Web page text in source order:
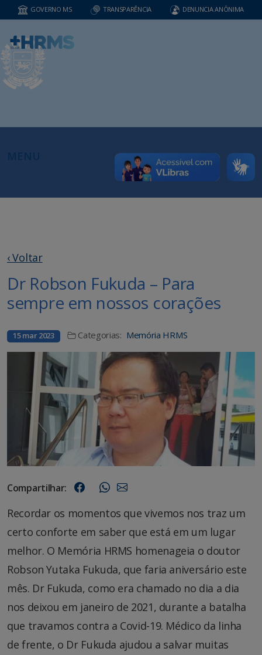
GOVERNO MS TRANSPARÊNCIA DENUNCIA ANÔNIMA
‹ Voltar
Dr Robson Fukuda – Para
sempre em nossos corações
15 mar 2023 Categorias: Memória HRMS
Compartilhar:
Recordar os momentos que vivemos nos traz um
certo conforte em saber que está em um lugar
melhor. O Memória HRMS homenageia o doutor
Robson Yutaka Fukuda, que faria aniversário este
mês. Dr Fukuda, como era chamado no dia a dia
nos deixou em janeiro de 2021, durante a batalha
que travamos contra a Covid-19. Médico da linha
de frente, o Dr Fukuda ajudou a salvar muitas